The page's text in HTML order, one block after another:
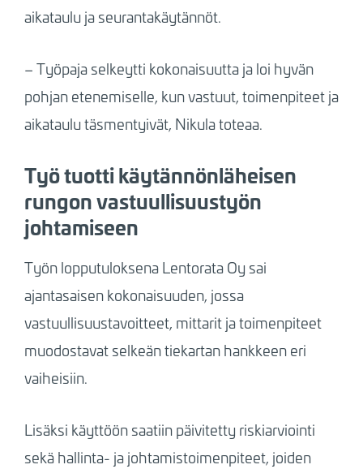
aikataulu ja seurantakäytännöt.
– Työpaja selkeytti kokonaisuutta ja loi hyvän
pohjan etenemiselle, kun vastuut, toimenpiteet ja
aikataulu täsmentyivät, Nikula toteaa.
Työ tuotti käytännönläheisen
rungon vastuullisuustyön
johtamiseen
Työn lopputuloksena Lentorata Oy sai
ajantasaisen kokonaisuuden, jossa
vastuullisuustavoitteet, mittarit ja toimenpiteet
muodostavat selkeän tiekartan hankkeen eri
vaiheisiin.
Lisäksi käyttöön saatiin päivitetty riskiarviointi
sekä hallinta- ja johtamistoimenpiteet, joiden